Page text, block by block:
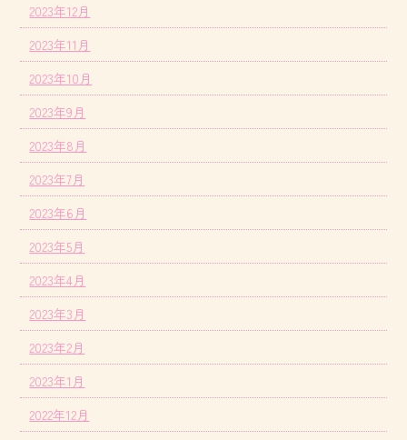
2023年12月
2023年11月
2023年10月
2023年9月
2023年8月
2023年7月
2023年6月
2023年5月
2023年4月
2023年3月
2023年2月
2023年1月
2022年12月